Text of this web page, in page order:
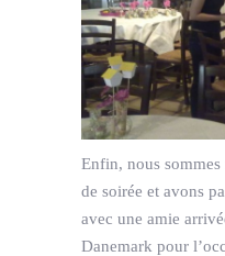
Enfin, nous
de soirée et avons
avec une amie
Danemark pour